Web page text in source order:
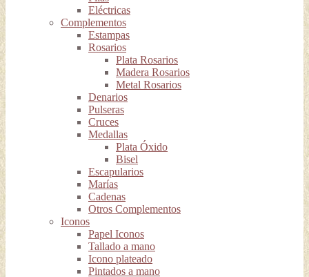
Eléctricas
Complementos
Estampas
Rosarios
Plata Rosarios
Madera Rosarios
Metal Rosarios
Denarios
Pulseras
Cruces
Medallas
Plata Óxido
Bisel
Escapularios
Marías
Cadenas
Otros Complementos
Iconos
Papel Iconos
Tallado a mano
Icono plateado
Pintados a mano